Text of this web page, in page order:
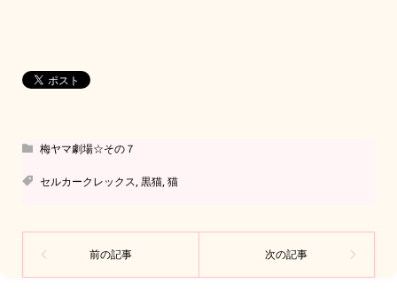
梅ヤマ劇場☆その７
セルカークレックス,黒猫,猫